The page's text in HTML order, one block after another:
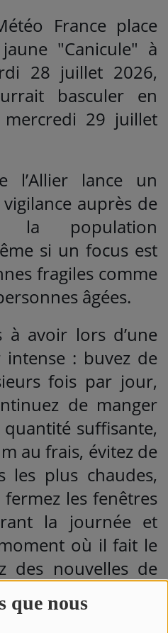
que nous
France place
"Canicule" à
28 juillet 2026,
basculer en
29 juillet
l’Allier lance un
auprès de
la population
si un focus est
fragiles comme
âgées.
à avoir lors d’une
intense : buvez de
fois par jour,
de manger
suffisante,
au frais, évitez de
les plus chaudes,
les fenêtres
la journée et
où il fait le
des nouvelles de
les
isolées, mouillez-